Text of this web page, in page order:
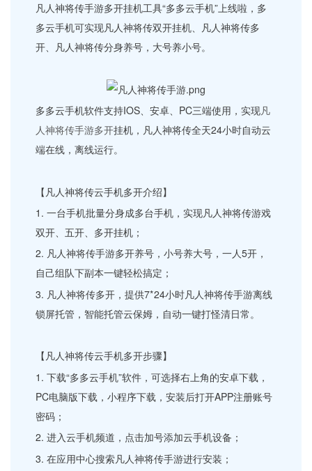
凡人神将传手游多开挂机工具“多多云手机”上线啦，多
多云手机可实现凡人神将传双开挂机、凡人神将传多
开、凡人神将传分身养号，大号养小号。
多多云手机软件支持IOS、安卓、PC三端使用，实现凡
人神将传手游多开挂机，凡人神将传全天24小时自动云
端在线，离线运行。
【凡人神将传云手机多开介绍】
1. 一台手机批量分身成多台手机，实现凡人神将传游戏
双开、五开、多开挂机；
2. 凡人神将传手游多开养号，小号养大号，一人5开，
自己组队下副本一键轻松搞定；
3. 凡人神将传多开，提供7*24小时凡人神将传手游离线
锁屏托管，智能托管云保姆，自动一键打怪清日常。
【凡人神将传云手机多开步骤】
1. 下载“多多云手机”软件，可选择右上角的安卓下载，
PC电脑版下载，小程序下载，安装后打开APP注册账号
密码；
2. 进入云手机频道，点击加号添加云手机设备；
3. 在应用中心搜索凡人神将传手游进行安装；